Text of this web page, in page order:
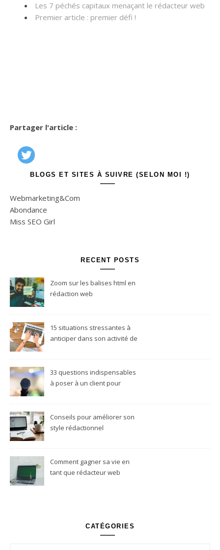
Les 7 péchés capitaux menaçant le rédacteur web
Premier article : premier défi !
Partager l'article :
BLOGS ET SITES À SUIVRE (SELON MOI !)
Webmarketing&Com
Abondance
Miss SEO Girl
RECENT POSTS
Zoom sur les balises html en
rédaction web
15 situations stressantes à
anticiper dans son activité de
33 questions indispensables
à poser à un client pour
Conseils pour améliorer son
style rédactionnel
Comment gagner sa vie en
tant que rédacteur web
CATÉGORIES